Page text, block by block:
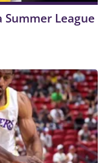
League